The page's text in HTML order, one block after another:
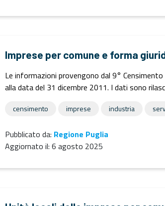
Imprese per comune e forma
Le informazioni provengono dal 9°
alla data del 31 dicembre 2011. I dati sono
censimento imprese industria
Pubblicato da: Regione Puglia
Aggiornato il: 6 agosto 2025